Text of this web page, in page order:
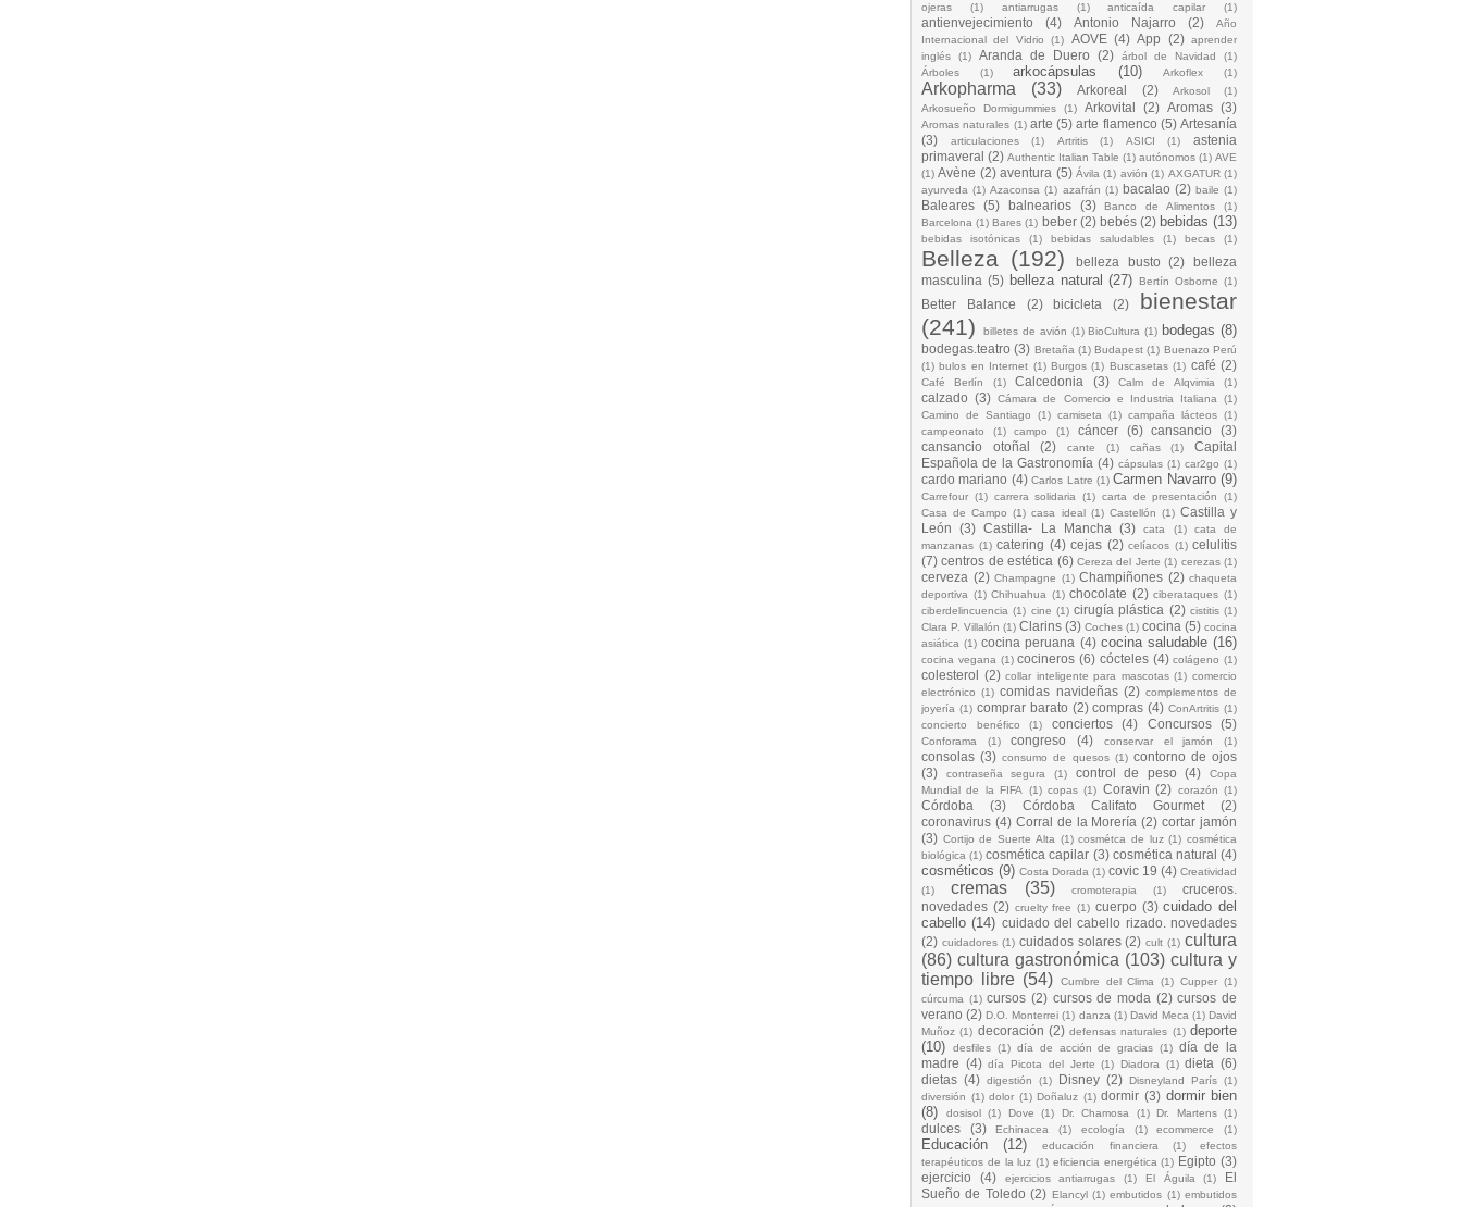
ojeras
(1) antiarrugas (1) anticaída capilar (1)
antienvejecimiento (4) Antonio Najarro (2)
Año
Internacional del Vidrio
(1) AOVE (4) App (2) aprender
inglés
(1) Aranda de Duero (2) árbol de Navidad
(1)
Árboles
(1) arkocápsulas (10) Arkoflex (1)
Arkopharma (33) Arkoreal (2) Arkosol
(1)
Arkosueño Dormigummies
(1) Arkovital (2) Aromas (3)
Aromas naturales (1) arte (5) arte flamenco (5) Artesanía
(3)
articulaciones (1) Artritis (1) ASICI (1)
astenia
primaveral (2) Authentic Italian Table (1) autónomos (1) AVE
(1) Avène (2) aventura (5) Ávila (1) avión (1) AXGATUR (1)
ayurveda (1) Azaconsa (1) azafrán (1) bacalao (2) baile (1)
Baleares (5) balnearios (3) Banco de Alimentos
(1)
Barcelona (1) Bares (1) beber (2) bebés (2) bebidas (13)
bebidas isotónicas (1) bebidas saludables (1) becas (1)
Belleza (192) belleza busto (2)
belleza
masculina (5) belleza natural (27) Bertín Osborne (1)
Better Balance (2) bicicleta (2)
bienestar
(241)
billetes de avión (1) BioCultura (1) bodegas (8)
bodegas.teatro (3) Bretaña (1) Budapest (1) Buenazo Perú
(1) bulos en Internet (1) Burgos (1) Buscasetas (1) café (2)
Café Berlín (1) Calcedonia (3) Calm de Alqvimia (1)
calzado (3) Cámara de Comercio e Industria Italiana (1)
Camino de Santiago
(1) camiseta (1) campaña lácteos (1)
campeonato
(1) campo (1) cáncer (6) cansancio
(3)
cansancio otoñal
(2) cante (1) cañas (1)
Capital
Española de la Gastronomía (4) cápsulas (1) car2go (1)
cardo mariano (4) Carlos Latre (1) Carmen Navarro (9)
Carrefour (1) carrera solidaria (1) carta de presentación
(1)
Casa de Campo (1) casa ideal (1) Castellón (1) Castilla y
León
(3) Castilla- La Mancha (3) cata (1)
cata de
manzanas (1) catering (4) cejas (2) celíacos (1) celulitis
(7) centros de estética (6) Cereza del Jerte (1) cerezas (1)
cerveza (2) Champagne (1) Champiñones (2) chaqueta
deportiva (1) Chihuahua (1) chocolate (2) ciberataques (1)
ciberdelincuencia (1) cine (1) cirugía plástica (2) cistitis (1)
Clara P. Villalón (1) Clarins (3) Coches (1) cocina (5) cocina
asiática (1) cocina peruana (4) cocina saludable (16)
cocina vegana (1) cocineros (6) cócteles (4) colágeno (1)
colesterol (2) collar inteligente para mascotas (1) comercio
electrónico (1) comidas navideñas (2) complementos de
joyería (1) comprar barato (2) compras (4) ConArtritis (1)
concierto benéfico
(1) conciertos (4) Concursos (5)
Conforama (1) congreso (4) conservar el jamón (1)
consolas (3) consumo de quesos (1) contorno de ojos
(3)
contraseña segura (1) control de peso (4)
Copa
Mundial de la FIFA (1) copas (1) Coravin (2) corazón (1)
Córdoba (3) Córdoba Califato Gourmet
(2)
coronavirus (4) Corral de la Morería (2) cortar jamón
(3) Cortijo de Suerte Alta (1) cosmétca de luz (1) cosmética
biológica (1) cosmética capilar (3) cosmética natural (4)
cosméticos (9) Costa Dorada (1) covic 19 (4) Creatividad
(1)
cremas (35) cromoterapia (1)
cruceros.
novedades (2) cruelty free (1) cuerpo (3) cuidado del
cabello (14) cuidado del cabello rizado. novedades
(2) cuidadores (1) cuidados solares (2) cult (1) cultura
(86) cultura gastronómica (103) cultura y
tiempo libre (54) Cumbre del Clima (1) Cupper (1)
cúrcuma (1) cursos (2) cursos de moda (2) cursos de
verano (2) D.O. Monterrei (1) danza (1) David Meca (1) David
Muñoz (1) decoración (2) defensas naturales (1) deporte
(10)
desfiles (1) día de acción de gracias (1) día de la
madre (4) día Picota del Jerte (1) Diadora (1) dieta (6)
dietas (4) digestión (1) Disney (2) Disneyland París (1)
diversión (1) dolor (1) Doñaluz (1) dormir (3) dormir bien
(8)
dosisol (1) Dove (1) Dr. Chamosa (1) Dr. Martens (1)
dulces (3) Echinacea (1) ecología (1) ecommerce (1)
Educación (12) educación financiera (1)
efectos
terapéuticos de la luz (1) eficiencia energética (1) Egipto (3)
ejercicio
(4) ejercicios antiarrugas (1) El Águila (1)
El
Sueño de Toledo (2) Elancyl (1) embutidos (1) embutidos